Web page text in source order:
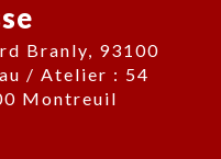
/ Atelier : 54
Montreuil